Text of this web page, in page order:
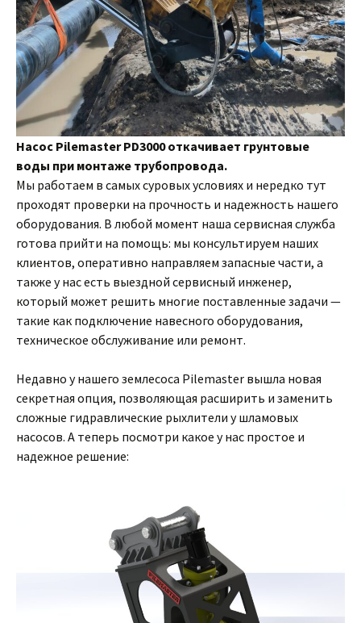
Насос Pilemaster PD3000 откачивает грунтовые
воды при монтаже трубопровода.
Мы работаем в самых суровых условиях и нередко тут
проходят проверки на прочность и надежность нашего
оборудования. В любой момент наша сервисная служба
готова прийти на помощь: мы консультируем наших
клиентов, оперативно направляем запасные части, а
также у нас есть выездной сервисный инженер,
который может решить многие поставленные задачи —
такие как подключение навесного оборудования,
техническое обслуживание или ремонт.
Недавно у нашего землесоса Pilemaster вышла новая
секретная опция, позволяющая расширить и заменить
сложные гидравлические рыхлители у шламовых
насосов. А теперь посмотри какое у нас простое и
надежное решение: